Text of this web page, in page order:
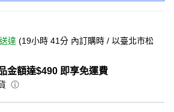
達 (19小時 41分 內訂購時 / 以臺北市松
金額達$490 即享免運費